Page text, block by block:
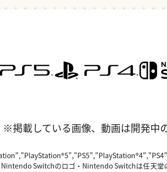
※掲載している画像、動画は開発中
Switchのロゴ・Nintendo Switchは任天